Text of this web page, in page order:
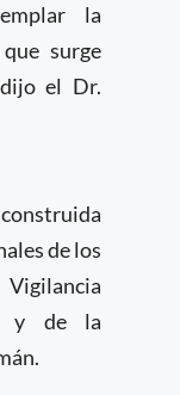
la
surge
el Dr.
de los
y de la